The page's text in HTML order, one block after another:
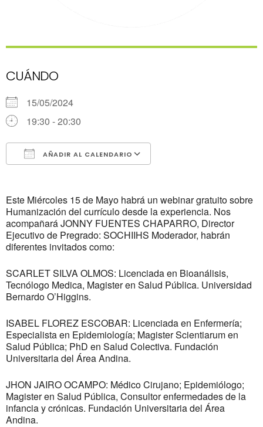
CUÁNDO
15/05/2024
19:30 - 20:30
AÑADIR AL CALENDARIO
Este Miércoles 15 de Mayo habrá un webinar gratuito sobre
Humanización del currículo desde la experiencia. Nos
acompañará JONNY FUENTES CHAPARRO, Director
Ejecutivo de Pregrado: SOCHIIHS Moderador, habrán
diferentes invitados como:
SCARLET SILVA OLMOS: Licenciada en Bioanálisis,
Tecnólogo Medica, Magister en Salud Pública. Universidad
Bernardo O’Higgins.
ISABEL FLOREZ ESCOBAR: Licenciada en Enfermería;
Especialista en Epidemiología; Magister Scientiarum en
Salud Pública; PhD en Salud Colectiva. Fundación
Universitaria del Área Andina.
JHON JAIRO OCAMPO: Médico Cirujano; Epidemiólogo;
Magister en Salud Pública, Consultor enfermedades de la
infancia y crónicas. Fundación Universitaria del Área
Andina.